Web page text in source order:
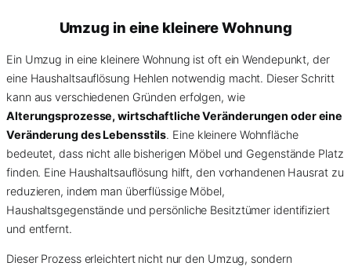
Umzug in eine kleinere Wohnung
Ein Umzug in eine kleinere Wohnung ist oft ein Wendepunkt, der
eine Haushaltsauflösung Hehlen notwendig macht. Dieser Schritt
kann aus verschiedenen Gründen erfolgen, wie
Alterungsprozesse, wirtschaftliche Veränderungen oder eine
Veränderung des Lebensstils. Eine kleinere Wohnfläche
bedeutet, dass nicht alle bisherigen Möbel und Gegenstände Platz
finden. Eine Haushaltsauflösung hilft, den vorhandenen Hausrat zu
reduzieren, indem man überflüssige Möbel,
Haushaltsgegenstände und persönliche Besitztümer identifiziert
und entfernt.
Dieser Prozess erleichtert nicht nur den Umzug, sondern